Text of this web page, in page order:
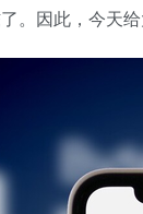
。因此，今天